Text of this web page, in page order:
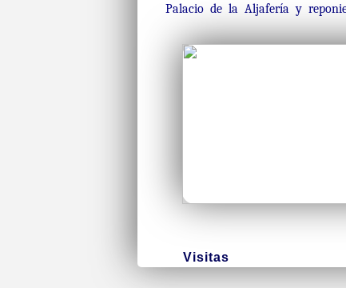
Palacio de la Aljafería y
Visitas